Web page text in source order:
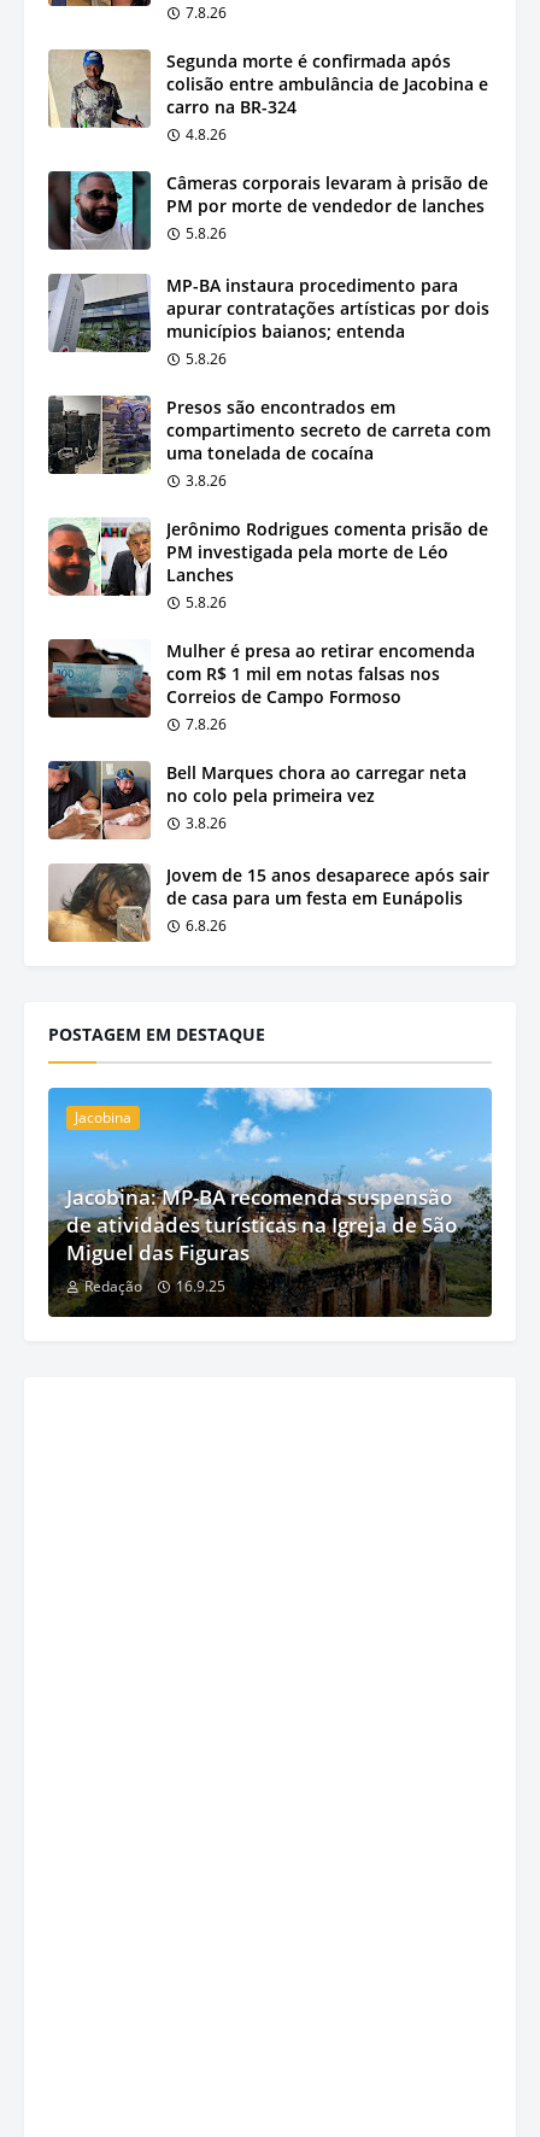
7.8.26
Segunda morte é confirmada após
colisão entre ambulância de Jacobina e
carro na BR-324
4.8.26
Câmeras corporais levaram à prisão de
PM por morte de vendedor de lanches
5.8.26
MP-BA instaura procedimento para
apurar contratações artísticas por dois
municípios baianos; entenda
5.8.26
Presos são encontrados em
compartimento secreto de carreta com
uma tonelada de cocaína
3.8.26
Jerônimo Rodrigues comenta prisão de
PM investigada pela morte de Léo
Lanches
5.8.26
Mulher é presa ao retirar encomenda
com R$ 1 mil em notas falsas nos
Correios de Campo Formoso
7.8.26
Bell Marques chora ao carregar neta
no colo pela primeira vez
3.8.26
Jovem de 15 anos desaparece após sair
de casa para um festa em Eunápolis
6.8.26
POSTAGEM EM DESTAQUE
Jacobina
Jacobina: MP-BA recomenda suspensão
de atividades turísticas na Igreja de São
Miguel das Figuras
Redação 16.9.25